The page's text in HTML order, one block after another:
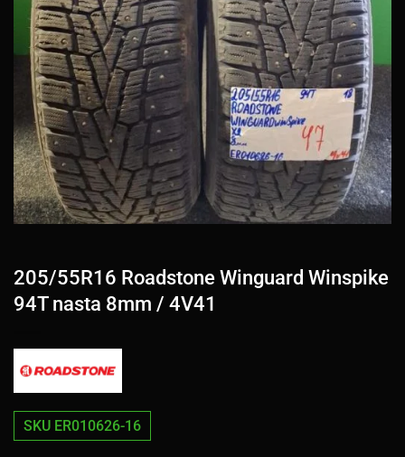
205/55R16 Roadstone Winguard Winspike
94T nasta 8mm / 4V41
SKU ER010626-16